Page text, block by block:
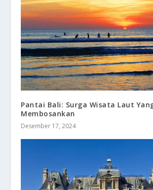
Pantai Bali: Surga Wisata Laut
Membosankan
Desember 17, 2024